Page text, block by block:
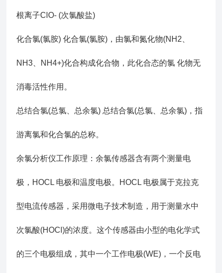
根离子ClO- (次氯酸盐)
化合氯(氯胺) 化合氯(氯胺)，由氯和氮化物(NH2、
NH3、NH4+)化合构成化合物，此化合态的氯 化物无
消毒活性作用。
总结合氯(总氯、总余氯) 总结合氯(总氯、总余氯)，指
游离氯和化合氯的总称。
余氯分析仪工作原理：余氯传感器含有两个测量电
极，HOCL 电极和温度电极。HOCL 电极属于克拉克
型电流传感器，采用微电子技术制造，用于测量水中
次氯酸(HOCl)的浓度。这个传感器由小型的电化学式
的三个电极组成，其中一个工作电极(WE)，一个反电